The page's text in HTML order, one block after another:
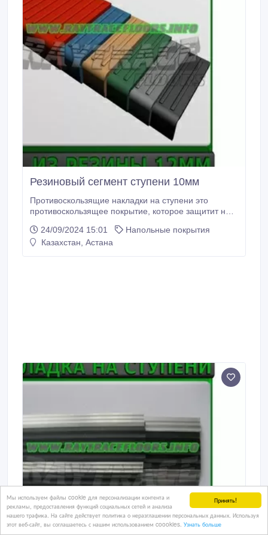
Принять!
Мы используем файлы cookie для персонализации контента и
рекламы, предоставления функций социальных сетей и анализа
нашего трафика. На сайте действует политика о неразглашении персональных данных. Используя
этот веб-сайт, вы соглашаетесь с нашим использованием coookies. Узнать больше
Резиновый сегмент ступени 10мм
Противоскользящие накладки на ступени это
противоскользящее покрытие, которое защитит не
Вашего здания от падения на гладком кафеле,
граните или мраморе. Противоскользящее
24/09/2024 15:01
Напольные покрытия
Казахстан, Астана